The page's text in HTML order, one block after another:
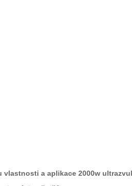
vlastnosti a aplikace 2000w